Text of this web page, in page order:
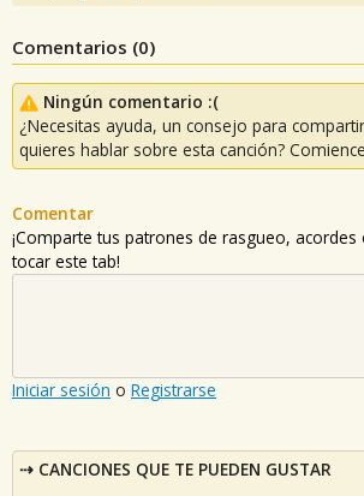
Comentarios (0)
Ningún comentario :(
¿Necesitas ayuda, un consejo para
quieres hablar sobre esta canción?
Comentar
¡Comparte tus patrones de rasgueo,
tocar este tab!
Iniciar sesión o Registrarse
CANCIONES QUE TE PUEDEN GUSTAR